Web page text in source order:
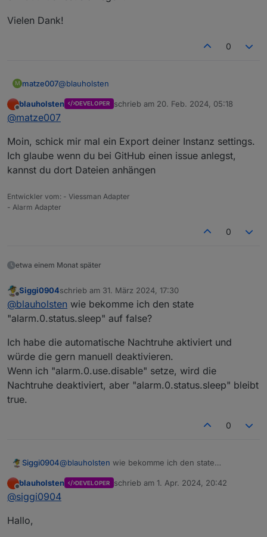
Vielen Dank!
0
M matze007@blauholsten
Danke für den Input. Ich habe die Instanz gelöscht,
dann den Adapter gelöscht und neu installiert. Das
es mit nur 2 Datenpunkten getestet (Haus und
Garage) und die Reihenfolge im Register
angezeigt.
Hast du eine Idee, an was das liegen kann oder soll
Vielen Dank!
Offline
blauholsten DEVELOPER schrieb am 20. Feb. 2024, 05:18
zuletzt editiert von
@matze007
Moin, schick mir mal ein Export deiner Instanz settings.
Ich glaube wenn du bei GitHub einen issue anlegst,
kannst du dort Dateien anhängen
Entwickler vom: - Viessman Adapter
- Alarm Adapter
0
etwa einem Monat später
Offline
Siggi0904schrieb am 31. März 2024, 17:30
zuletzt editiert von
@blauholsten wie bekomme ich den state
"alarm.0.status.sleep" auf false?
Ich habe die automatische Nachtruhe aktiviert und
würde die gern manuell deaktivieren.
Wenn ich "alarm.0.use.disable" setze, wird die
Nachtruhe deaktiviert, aber "alarm.0.status.sleep" bleibt
true.
0
Siggi0904@blauholsten wie bekomme ich den state
Ich habe die automatische Nachtruhe aktiviert und
würde die gern manuell deaktivieren.
Offline
blauholsten DEVELOPER schrieb am 1. Apr. 2024, 20:42
zuletzt editiert von
@siggi0904
Hallo,